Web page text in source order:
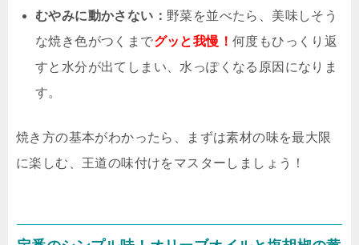
むやみに動かさない： 野菜を並べたら、美味しそう
な焼き色がつくまでグッと我慢！何度もひっくり返
すと水分が出てしまい、水っぽくなる原因になりま
す。
焼き方の基本がわかったら、まずは素材の味を最大限
に楽しむ、王道の味付けをマスターしましょう！